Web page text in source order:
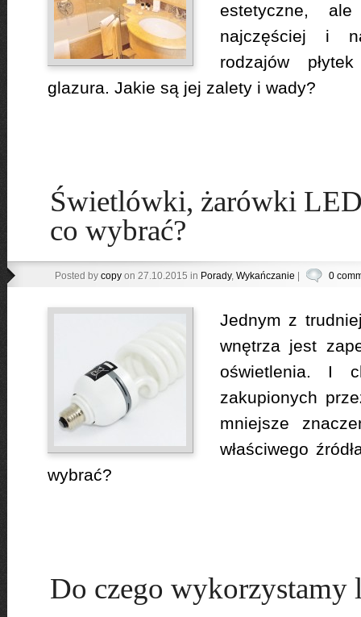
estetyczne,
najczęściej i
rodzajów
glazura. Jakie są jej zalety i wady?
Świetlówki, żarówki
co wybrać?
Posted by copyon 27.10.2015 in Porady, Wykańczanie 0
Jednym z
wnętrza jest
oświetlenia. I
zakupionych
mniejsze
właściwego
wybrać?
Do czego wykorzystamy